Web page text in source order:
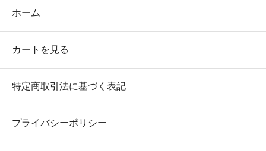
ホーム
カートを見る
特定商取引法に基づく表記
プライバシーポリシー